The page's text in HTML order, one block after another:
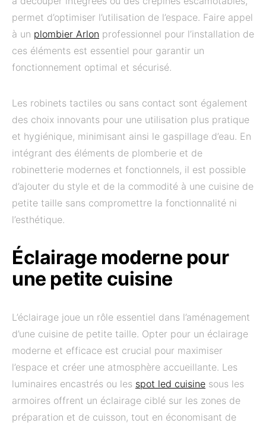
permet d’optimiser l’utilisation de l’espace. Faire appel
à un plombier Arlon professionnel pour l’installation de
ces éléments est essentiel pour garantir un
fonctionnement optimal et sécurisé.
Les robinets tactiles ou sans contact sont également
des choix innovants pour une utilisation plus pratique
et hygiénique, minimisant ainsi le gaspillage d’eau. En
intégrant des éléments de plomberie et de
robinetterie modernes et fonctionnels, il est possible
d’ajouter du style et de la commodité à une cuisine de
petite taille sans compromettre la fonctionnalité ni
l’esthétique.
Éclairage moderne pour
une petite cuisine
L’éclairage joue un rôle essentiel dans l’aménagement
d’une cuisine de petite taille. Opter pour un éclairage
moderne et efficace est crucial pour maximiser
l’espace et créer une atmosphère accueillante. Les
luminaires encastrés ou les spot led cuisine sous les
armoires offrent un éclairage ciblé sur les zones de
préparation et de cuisson, tout en économisant de